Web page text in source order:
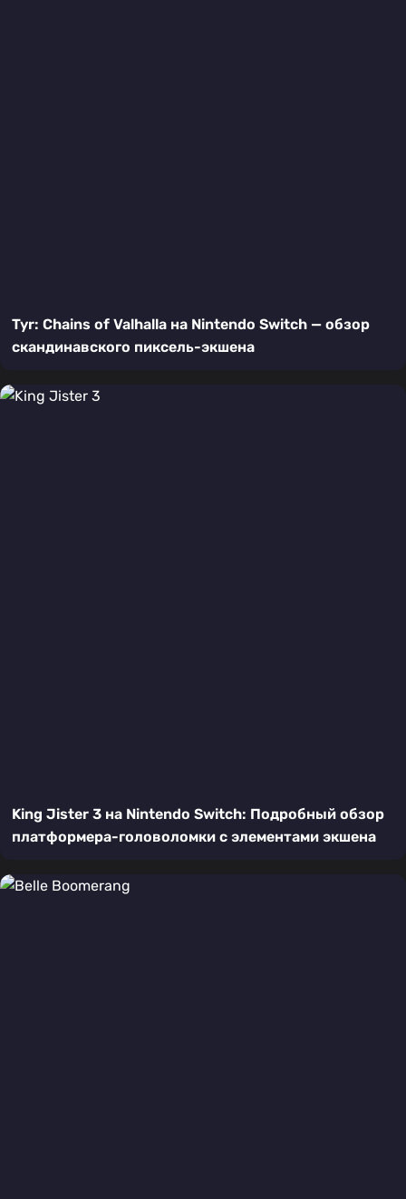
Tyr: Chains of Valhalla на Nintendo Switch — обзор
скандинавского пиксель-экшена
King Jister 3 на Nintendo Switch: Подробный обзор
платформера-головоломки с элементами экшена